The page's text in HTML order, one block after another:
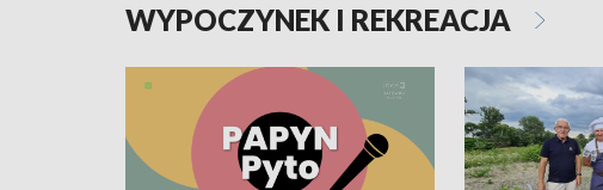
WYPOCZYNEK I REKREACJA